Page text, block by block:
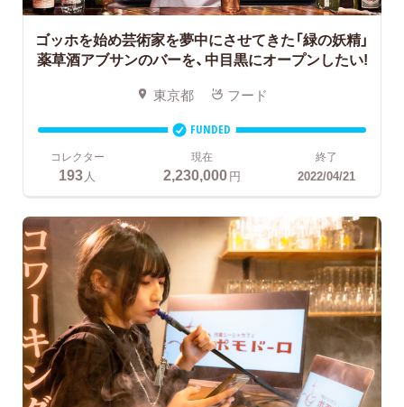
ゴッホを始め芸術家を夢中にさせてきた「緑の妖精」
薬草酒アブサンのバーを、中目黒にオープンしたい!
東京都 フード
FUNDED
コレクター
193人
現在
2,230,000円
終了
2022/04/21